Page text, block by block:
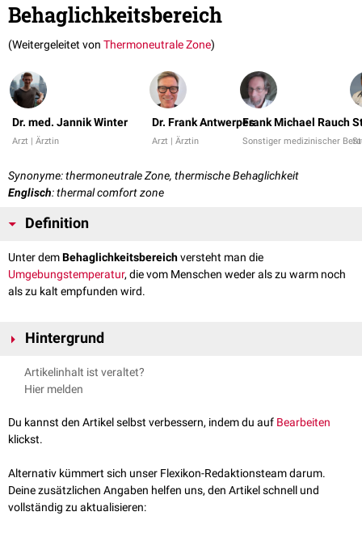
Behaglichkeitsbereich
(Weitergeleitet von Thermoneutrale Zone)
Dr. med. Jannik Winter
Arzt | Ärztin
Dr. Frank Antwerpes
Arzt | Ärztin
Frank Michael Rauch
Sonstiger medizinischer
Synonyme: thermoneutrale Zone, thermische Behaglichkeit
Englisch: thermal comfort zone
Definition
Unter demBehaglichkeitsbereichversteht man die
Umgebungstemperatur, die vom Menschen weder als zu warm noch
als zu kalt empfunden wird.
Hintergrund
Unter der Voraussetzung, dass keine Luftbewegung stattfindet, liegt der
Behaglichkeitsbereich bei einem unbekleideten Erwachsenen im
Unterschiede bestehen. Bei einem bekleideten Erwachsenen liegt der
Bereich etwa zwischen 18 und 23°C bei einer relativen
36°C. Bei Menschen mit einem dünnen,
subkutanen Fettgewebe
Temperatur niedriger, als bei Menschen mit einem dicken, subkutanen
Fettgewebe. Bei
Säuglingen
befindet sich der Behaglichkeitsbereich im
Wasser bei 34°C.
Artikelinhalt ist veraltet?
Hier melden
Du kannst den Artikel selbst verbessern, indem du auf Bearbeiten
klickst.
Alternativ kümmert sich unser Flexikon-Redaktionsteam darum.
Deine zusätzlichen Angaben helfen uns, den Artikel schnell und
vollständig zu aktualisieren: